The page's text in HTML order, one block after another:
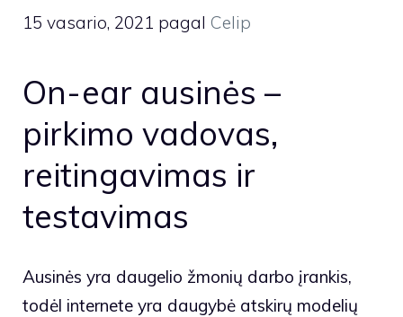
15 vasario, 2021 pagal Celip
On-ear ausinės –
pirkimo vadovas,
reitingavimas ir
testavimas
Ausinės yra daugelio žmonių darbo įrankis,
todėl internete yra daugybė atskirų modelių